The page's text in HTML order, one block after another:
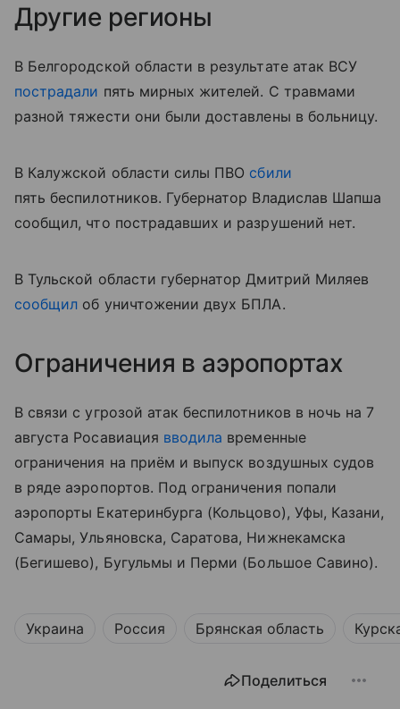
Другие регионы
В Белгородской области в результате атак ВСУ
пострадали пять мирных жителей. С травмами
разной тяжести они были доставлены в больницу.
В Калужской области силы ПВО сбили
пять беспилотников. Губернатор Владислав Шапша
сообщил, что пострадавших и разрушений нет.
В Тульской области губернатор Дмитрий Миляев
сообщил об уничтожении двух БПЛА.
Ограничения в аэропортах
В связи с угрозой атак беспилотников в ночь на 7
августа Росавиация вводила временные
ограничения на приём и выпуск воздушных судов
в ряде аэропортов. Под ограничения попали
аэропорты Екатеринбурга (Кольцово), Уфы, Казани,
Самары, Ульяновска, Саратова, Нижнекамска
(Бегишево), Бугульмы и Перми (Большое Савино).
Украина Россия Брянская область
Поделиться